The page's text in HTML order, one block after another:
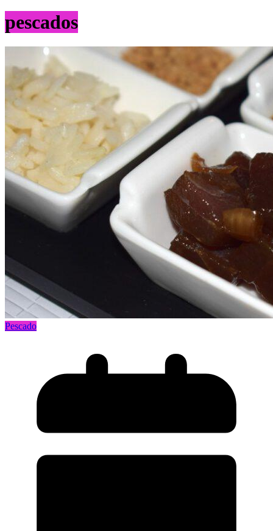
pescados
Pescado